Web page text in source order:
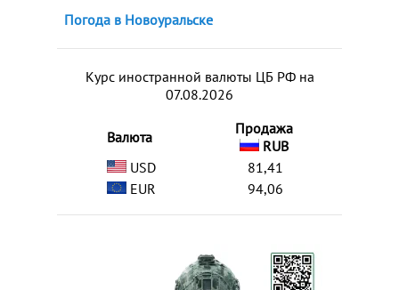
Погода в Новоуральске
Курс иностранной валюты ЦБ РФ на
07.08.2026
Валюта
Продажа
RUB
USD
81,41
EUR
94,06